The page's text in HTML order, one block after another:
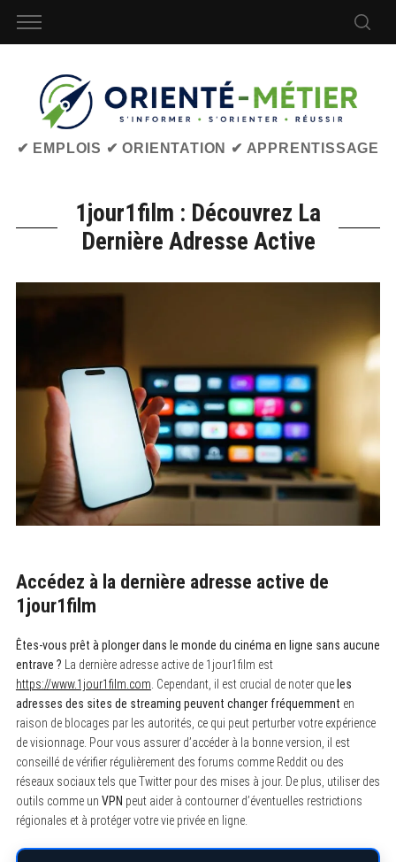
✔ EMPLOIS ✔ ORIENTATION ✔ APPRENTISSAGE
1jour1film : Découvrez La
Dernière Adresse Active
Accédez à la dernière adresse active de
1jour1film
Êtes-vous prêt à plonger dans le monde du cinéma en ligne sans aucune
entrave ? La dernière adresse active de 1jour1film est
https://www.1jour1film.com . Cependant, il est crucial de noter queles
adresses des sites de streaming peuvent changer fréquemment en
raison de blocages par les autorités, ce qui peut perturber votre expérience
de visionnage. Pour vous assurer d’accéder à la bonne version, il est
conseillé de vérifier régulièrement des forums comme Reddit ou des
réseaux sociaux tels que Twitter pour des mises à jour. De plus, utiliser des
outils comme un VPN peut aider à contourner d’éventuelles restrictions
régionales et à protéger votre vie privée en ligne.